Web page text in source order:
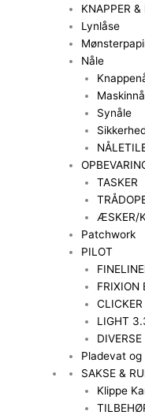
KNAPPER
Lynlåse
Nåle
Synåle
TASKER
ÆSKER/
Patchwork
PILOT
FRIXION
LIGHT
Pladevat og
SAKSE &
Klippe